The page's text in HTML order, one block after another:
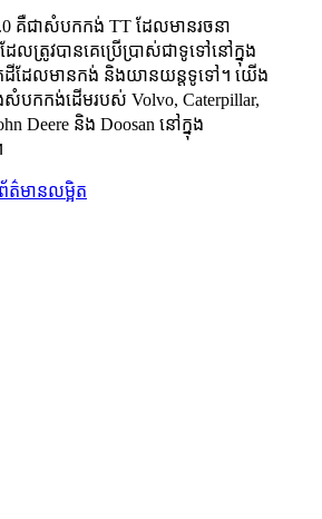
គឺជាសំបកកង់ TT ដែលមានរចនា
ដែលត្រូវបានគេប្រើប្រាស់ជាទូទៅនៅក្នុង
ដែលមានកង់ និងយានយន្តទូទៅ។ យើង
ង់សំបកកង់ដើមរបស់ Volvo, Caterpillar,
Deere និង Doosan នៅក្នុង
ព័ត៌មានលម្អិត